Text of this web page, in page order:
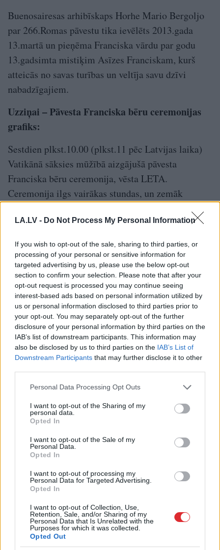
LA.LV - Do Not Process My Personal Information
If you wish to opt-out of the sale, sharing to third parties, or
processing of your personal or sensitive information for
targeted advertising by us, please use the below opt-out
section to confirm your selection. Please note that after your
opt-out request is processed you may continue seeing
interest-based ads based on personal information utilized by
us or personal information disclosed to third parties prior to
your opt-out. You may separately opt-out of the further
disclosure of your personal information by third parties on the
IAB’s list of downstream participants. This information may
also be disclosed by us to third parties on the IAB’s List of
Downstream Participants that may further disclose it to other
Please note that this website/app uses one or more Google
not limited to your visit or usage behaviour. You may click to
grant or deny consent to Google and its third-party tags to
use your data for below specified purposes in below Google
consent section.
Personal Data Processing Opt Outs
I want to opt-out of the Sharing of my
personal data.
Opted In
I want to opt-out of the Sale of my
Personal Data.
Opted In
I want to opt-out of processing my
Personal Data for Targeted Advertising.
Opted In
I want to opt-out of Collection, Use,
Retention, Sale, and/or Sharing of my
Personal Data that Is Unrelated with the
Purposes for which it was collected.
Opted Out
Buenosairesas arhibīskaps Horhe Mario Bergoljo
par 266.Romas pāvestu tika ievēlēts 2013.gada
13.martā un pieņēma Franciska vārdu par godu
13.gadsimta mistiķim Asīzes Franciskam, kurš
atteicās no savas turības un veltīja savu dzīvi
nabadzīgajiem.
Uzziņai – Pāvesta Franciska bēru ceremonijas
grafiks:
Sestdien plkst.10.00 (plkst.11 pēc Latvijas laika)
Vatikānā sāksies mūžībā aizgājušā pāvesta
Franciska bēru ceremonija, vēsta LETA.
Ceremonija ilgs vairākas stundas, un zemāk
kolēģijas dekāns Džovanni Batista Re.
Plkst.9 Svētā Pētera bazilikā Vatikānā sāks
ierasties kardināli.
Plkst.9.30 Svētā Pētera bazilikā sāks ierasties
oficiālās valstu delegācijas.
Plkst.10 sāksies kardinālu kolēģijas dekāna
Džovanni Batistas Re vadītā mise.
Plkst.11.45 paredzēts bēru ceremonijas noslēgums.
delegācijas atstās Vatikānu.
No plkst.13 līdz plkst.14.30 bēru procesija
Plkst.14.30 procesija ieradīsies pie Svētās Marijas
Madžori bazilikas.
Plkst.15 Franciska zārks tiks guldīts Svētās
Marijas Madžori bazilikas kriptā, taču šī
ceremonija publikai nebūs pieejama.
Tiešraidi no Vatikāna variet skatīties